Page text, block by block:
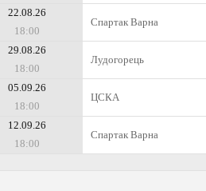
22.08.26
18:00
Спартак Варна
29.08.26
18:00
Лудогорець
05.09.26
18:00
ЦСКА
12.09.26
18:00
Спартак Варна